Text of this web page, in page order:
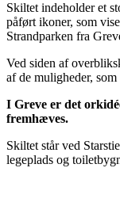
Skiltet indeholder et
påført ikoner, som
Strandparken fra
Ved siden af
af de muligheder,
I Greve er det
fremhæves.
Skiltet står ved
legeplads og